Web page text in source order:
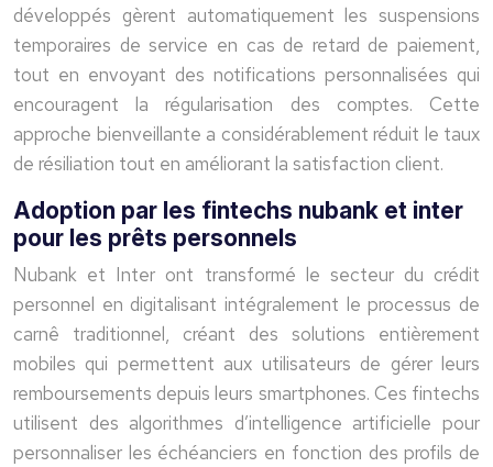
développés gèrent automatiquement les suspensions
temporaires de service en cas de retard de paiement,
tout en envoyant des notifications personnalisées qui
encouragent la régularisation des comptes. Cette
approche bienveillante a considérablement réduit le taux
de résiliation tout en améliorant la satisfaction client.
Adoption par les fintechs nubank et inter
pour les prêts personnels
Nubank et Inter ont transformé le secteur du crédit
personnel en digitalisant intégralement le processus de
carnê traditionnel, créant des solutions entièrement
mobiles qui permettent aux utilisateurs de gérer leurs
remboursements depuis leurs smartphones. Ces fintechs
utilisent des algorithmes d’intelligence artificielle pour
personnaliser les échéanciers en fonction des profils de